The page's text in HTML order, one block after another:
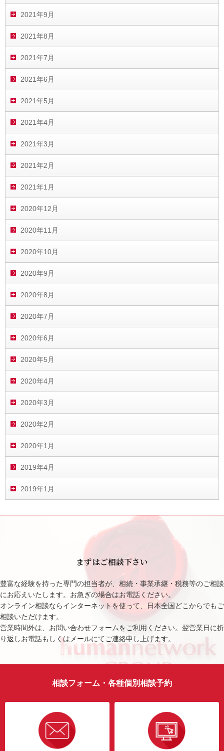
2021年9月
2021年8月
2021年7月
2021年6月
2021年5月
2021年4月
2021年3月
2021年2月
2021年1月
2020年12月
2020年11月
2020年10月
2020年9月
2020年8月
2020年7月
2020年6月
2020年5月
2020年4月
2020年3月
2020年2月
2020年1月
2019年4月
2019年1月
まずはご相談下さい
豊富な経験を持った専門の担当者が、相続・事業承継・税務等のご相談
にお応えいたします。お急ぎの場合はお電話ください。
オンライン相談ならインターネットを使って、日本全国どこからでもご
相談いただけます。
営業時間外は、お問い合わせフォームをご利用ください。翌営業日に折
り返しお電話もしくはメールにてご連絡申し上げます。
相談フォーム・各種個別相談予約